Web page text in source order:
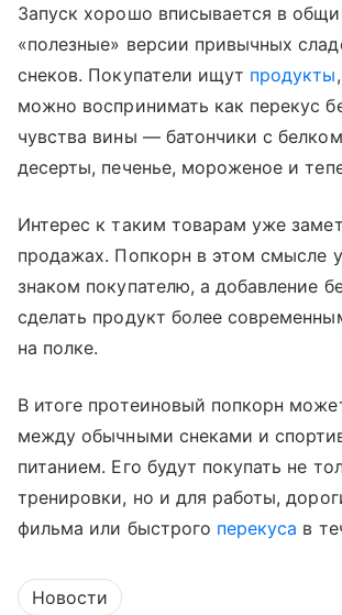
Запуск хорошо вписывается в
«полезные» версии привычных
снеков. Покупатели ищут продукты
можно воспринимать как перекус
чувства вины — батончики с
десерты, печенье, мороженое и
Интерес к таким товарам уже
продажах. Попкорн в этом смысле
знаком покупателю, а добавление
сделать продукт более
на полке.
В итоге протеиновый попкорн
между обычными снеками и
питанием. Его будут покупать не
тренировки, но и для работы,
фильма или быстрого перекуса в
Новости